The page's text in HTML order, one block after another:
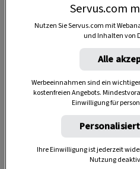
Servus.com
Nutzen Sie Servus.com mit
und Inhalten von
Alle
Werbeeinnahmen sind ein
kostenfreien Angebots.
Einwilligung für
Ihre Einwilligung ist jederzeit
Nutzung